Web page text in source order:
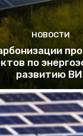
НОВОСТИ
по
развитию